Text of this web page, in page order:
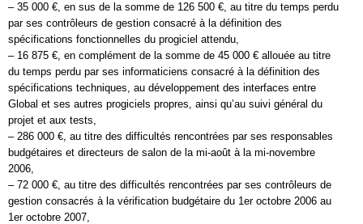
– 35 000 €, en sus de la somme de 126 500 €, au titre du temps perdu
par ses contrôleurs de gestion consacré à la définition des
spécifications fonctionnelles du progiciel attendu,
– 16 875 €, en complément de la somme de 45 000 € allouée au titre
du temps perdu par ses informaticiens consacré à la définition des
spécifications techniques, au développement des interfaces entre
Global et ses autres progiciels propres, ainsi qu’au suivi général du
projet et aux tests,
– 286 000 €, au titre des difficultés rencontrées par ses responsables
budgétaires et directeurs de salon de la mi-août à la mi-novembre
2006,
– 72 000 €, au titre des difficultés rencontrées par ses contrôleurs de
gestion consacrés à la vérification budgétaire du 1er octobre 2006 au
1er octobre 2007,